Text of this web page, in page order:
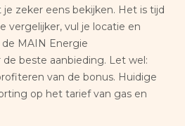
zeker eens bekijken. Het is tijd
vergelijker, vul je locatie en
MAIN Energie
beste aanbieding. Let wel:
van de bonus. Huidige
op het tarief van gas en